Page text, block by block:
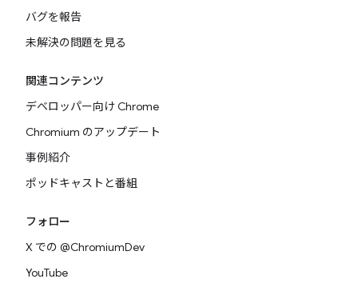
バグを報告
未解決の問題を見る
関連コンテンツ
デベロッパー向け Chrome
Chromium のアップデート
事例紹介
ポッドキャストと番組
フォロー
X での @ChromiumDev
YouTube